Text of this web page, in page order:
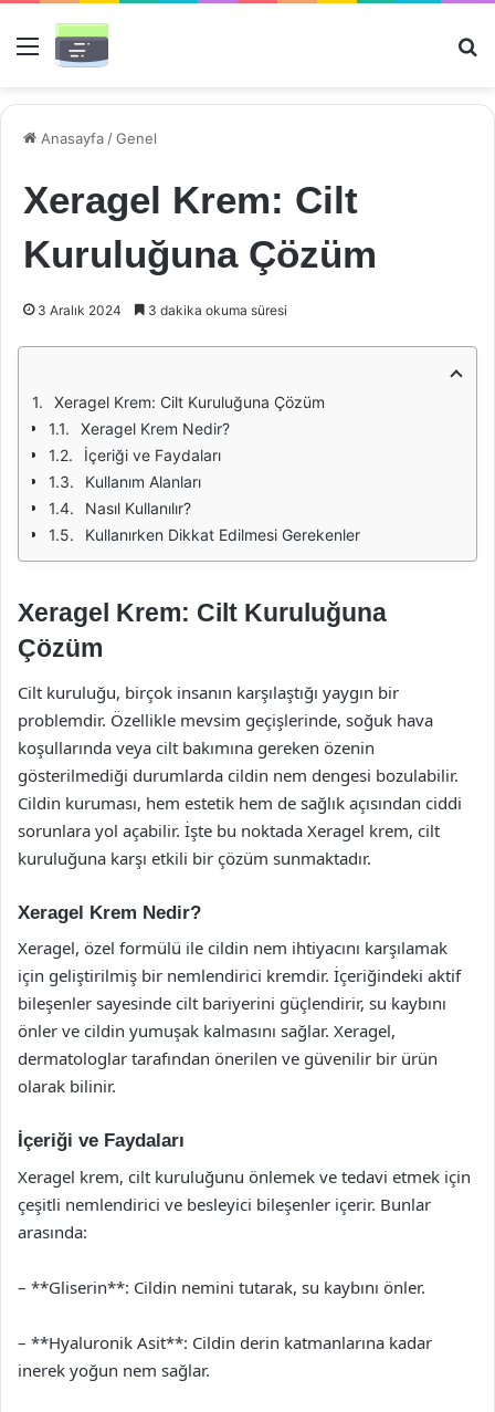
Menü
Anasayfa /Genel
Xeragel Krem: Cilt
Kuruluğuna Çözüm
3 Aralık 2024 3 dakika okuma süresi
Xeragel Krem: Cilt Kuruluğuna Çözüm
Xeragel Krem Nedir?
İçeriği ve Faydaları
Kullanım Alanları
Nasıl Kullanılır?
Kullanırken Dikkat Edilmesi Gerekenler
Xeragel Krem: Cilt Kuruluğuna
Çözüm
Cilt kuruluğu, birçok insanın karşılaştığı yaygın bir
problemdir. Özellikle mevsim geçişlerinde, soğuk hava
koşullarında veya cilt bakımına gereken özenin
gösterilmediği durumlarda cildin nem dengesi bozulabilir.
Cildin kuruması, hem estetik hem de sağlık açısından ciddi
sorunlara yol açabilir. İşte bu noktada Xeragel krem, cilt
kuruluğuna karşı etkili bir çözüm sunmaktadır.
Xeragel Krem Nedir?
Xeragel, özel formülü ile cildin nem ihtiyacını karşılamak
için geliştirilmiş bir nemlendirici kremdir. İçeriğindeki aktif
bileşenler sayesinde cilt bariyerini güçlendirir, su kaybını
önler ve cildin yumuşak kalmasını sağlar. Xeragel,
dermatologlar tarafından önerilen ve güvenilir bir ürün
olarak bilinir.
İçeriği ve Faydaları
Xeragel krem, cilt kuruluğunu önlemek ve tedavi etmek için
çeşitli nemlendirici ve besleyici bileşenler içerir. Bunlar
arasında:
– **Gliserin**: Cildin nemini tutarak, su kaybını önler.
– **Hyaluronik Asit**: Cildin derin katmanlarına kadar
inerek yoğun nem sağlar.